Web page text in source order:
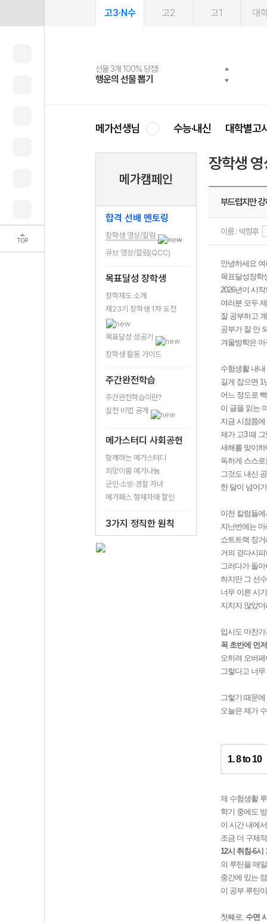
TOP
고3·N수 고2 고1 대
선물 3개 100% 당첨!
행운의 선물 뽑기
선물 100% 증정!
메가스터디 X 올리브
여름방학 스터디 캐시백
메가런 썸머스쿨
2027 러셀 단과
강사 공개선발
스마트러닝앱
설문 EVENT
메가패스
3일 무료 체험권
메가패스 수강생 무료혜택!
메가클럽 멤버십
사회공헌 캠페인
희망이룸 메가나눔
메가선생님 수능·내신 대학별고
메가캠페인
합격 선배 멘토링
장학생 영상/칼럼
큐브 영상/칼럼(QCC)
목표달성 장학생
장학제도 소개
제23기 장학생 1차 도전
목표달성 성공기
장학생 활동 가이드
주간완전학습
주간완전학습이란?
실천 비법 공개
메가스터디 사회공헌
함께하는 메가스터디
희망이룸 메가나눔
군인·소방·경찰 자녀
메가패스 형제자매 할인
3가지 정직한 원칙
장학생
부드럽지만
이름 : 박정후
안녕하세요 여
목표달성장학
2026년이 시
여러분 모두
잘 공부하고
공부가 잘 안
겨울방학은
수험생활 내
길게 잡으면 1
어느 정도로
이 글을 읽는
지금 시점쯤
제가 고3 때
새해를 맞이
독하게 스스
그것도 내신
한 달이 넘어
이전 칼럼들
지난번에는
쇼트트랙 장
거의 걷다시
그러다가 돌
하지만 그 선
너무 이른 시
지치지 않았
입시도 마찬
꼭 초반에 먼
오히려 오버
그렇다고 너
그렇기 때문
오늘은 제가
1. 8 to 10
제 수험생활
학기 중에도
이 시간 내에
조금 더 구체
12시 취침-6시
의 루틴을 매
중간에 있는
이 공부 루틴
첫째로, 수면